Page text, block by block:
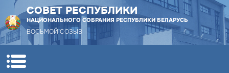
СОВЕТ РЕСПУБЛИКИ
НАЦИОНАЛЬНОГО СОБРАНИЯ РЕСПУБЛИКИ БЕЛАРУСЬ
ВОСЬМОЙ СОЗЫВ